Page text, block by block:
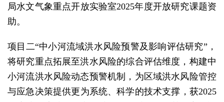
局水文气象重点开放实验室2025年度开放研究课题资
助。
项目二“中小河流域洪水风险预警及影响评估研究”，
将研究重点拓展至洪水风险的综合评估维度，构建中
小河流洪水风险动态预警机制，为区域洪水风险管控
与应急决策提供更为系统、科学的技术支撑，获2025